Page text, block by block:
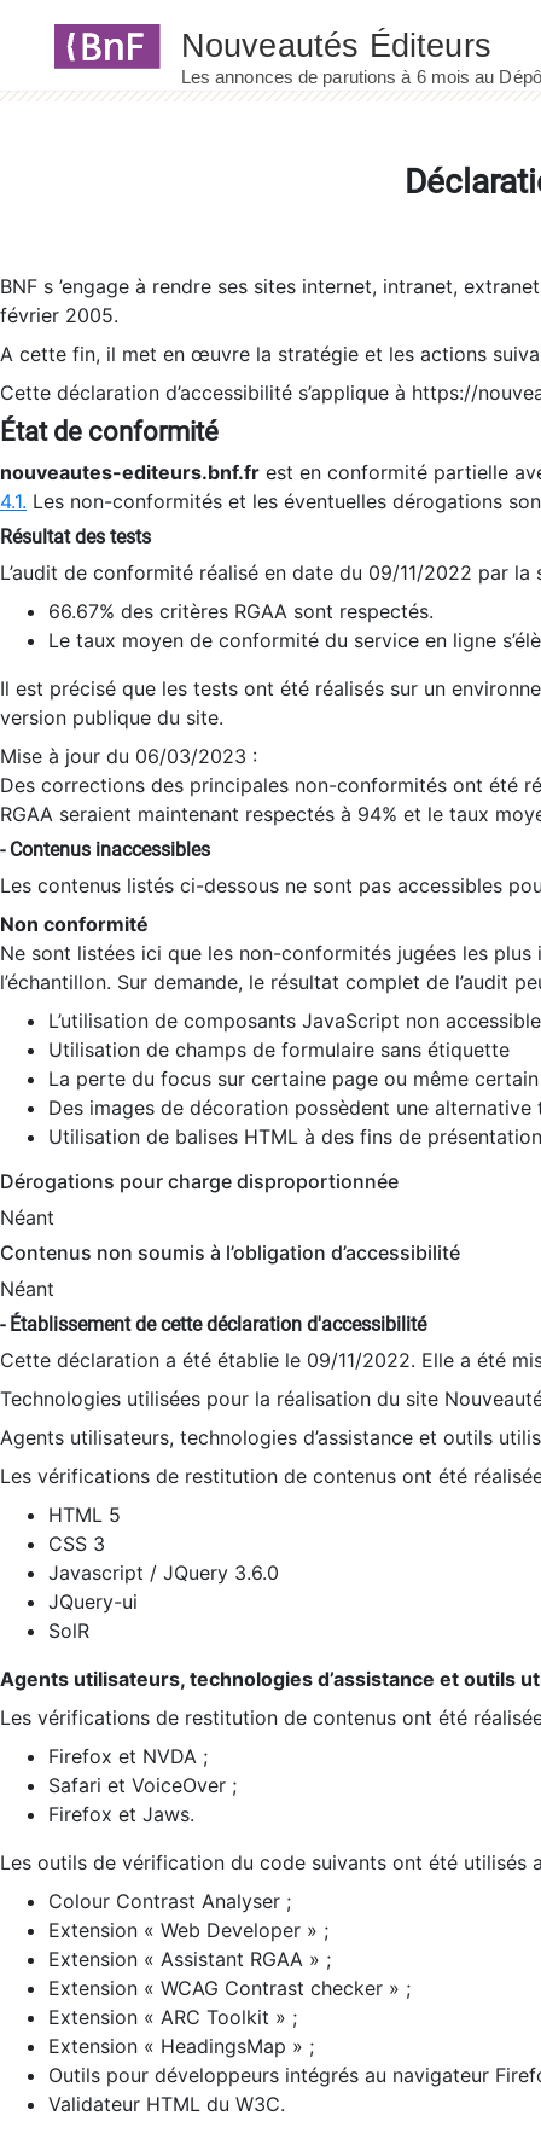
BNF s ’engage à rendre ses sites internet, intranet,
février 2005.
A cette fin, il met en œuvre la stratégie et les actions
Cette déclaration d’accessibilité s’applique à https://
État de conformité
nouveautes-editeurs.bnf.fr est en conformité partielle
4.1. Les non-conformités et les éventuelles dérogations
Résultat des tests
L’audit de conformité réalisé en date du 09/11/2022 par
66.67% des critères RGAA sont respectés.
Le taux moyen de conformité du service en ligne
Il est précisé que les tests ont été réalisés sur un
version publique du site.
Mise à jour du 06/03/2023 :
Des corrections des principales non-conformités ont été
RGAA seraient maintenant respectés à 94% et le taux
- Contenus inaccessibles
Les contenus listés ci-dessous ne sont pas accessibles
Non conformité
Ne sont listées ici que les non-conformités jugées les
l’échantillon. Sur demande, le résultat complet de l’audit
L’utilisation de composants JavaScript non
Utilisation de champs de formulaire sans étiquette
La perte du focus sur certaine page ou même
Des images de décoration possèdent une alternative
Utilisation de balises HTML à des fins de
Dérogations pour charge disproportionnée
Néant
Contenus non soumis à l’obligation d’accessibilité
Néant
- Établissement de cette déclaration d'accessibilité
Cette déclaration a été établie le 09/11/2022. Elle a été
Technologies utilisées pour la réalisation du site
Agents utilisateurs, technologies d’assistance et outils
Les vérifications de restitution de contenus ont été
HTML 5
CSS 3
Javascript / JQuery 3.6.0
JQuery-ui
SolR
Agents utilisateurs, technologies d’assistance et outils
Les vérifications de restitution de contenus ont été
Firefox et NVDA ;
Safari et VoiceOver ;
Firefox et Jaws.
Les outils de vérification du code suivants ont été utilisés
Colour Contrast Analyser ;
Extension « Web Developer » ;
Extension « Assistant RGAA » ;
Extension « WCAG Contrast checker » ;
Extension « ARC Toolkit » ;
Extension « HeadingsMap » ;
Outils pour développeurs intégrés au navigateur
Validateur HTML du W3C.